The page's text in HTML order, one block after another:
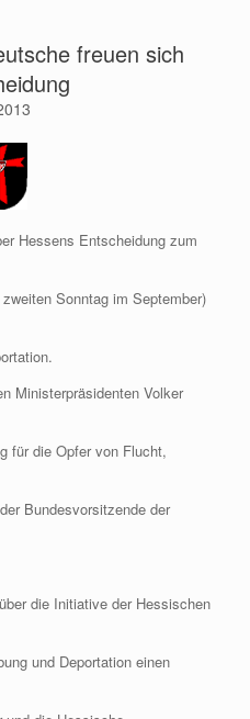
freuen sich
Hessens Entscheidung zum
Sonntag im September)
Ministerpräsidenten Volker
für die Opfer von Flucht,
Bundesvorsitzende der
die Initiative der Hessischen
und Deportation einen